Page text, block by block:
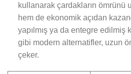
kullanarak çardakların ömrünü
hem de ekonomik açıdan
yapılmış ya da entegre edilmiş
gibi modern alternatifler, uzun
çeker.